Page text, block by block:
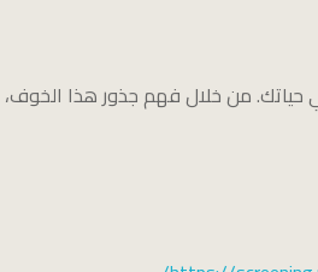
من خلال فهم جذور هذا الخوف،